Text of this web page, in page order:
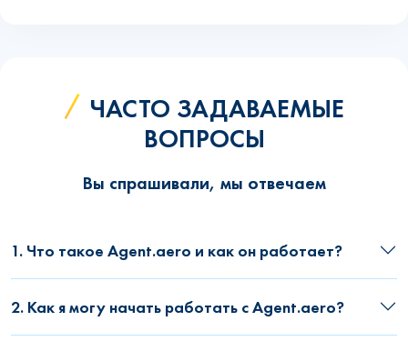
ЧАСТО ЗАДАВАЕМЫЕ
ВОПРОСЫ
Вы спрашивали, мы отвечаем
1. Что такое Agent.aero и как он работает?
2. Как я могу начать работать с Agent.aero?